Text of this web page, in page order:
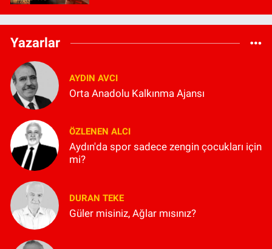
Yazarlar
AYDIN AVCI
Orta Anadolu Kalkınma Ajansı
ÖZLENEN ALCI
Aydın'da spor sadece zengin çocukları için
mi?
DURAN TEKE
Güler misiniz, Ağlar mısınız?